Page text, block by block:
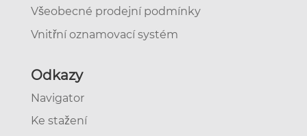
Všeobecné prodejní podmínky
Vnitřní oznamovací systém
Odkazy
Navigator
Ke stažení